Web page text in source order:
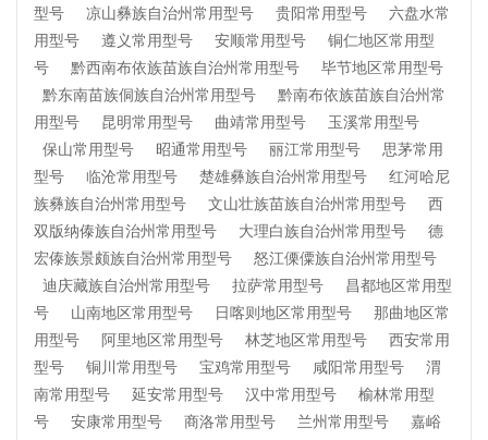
型号
凉山彝族自治州常用型号 贵阳常用型号
六盘水常
用型号
遵义常用型号 安顺常用型号
铜仁地区常用型
号
黔西南布依族苗族自治州常用型号
毕节地区常用型号
黔东南苗族侗族自治州常用型号
黔南布依族苗族自治州常
用型号
昆明常用型号 曲靖常用型号
玉溪常用型号
保山常用型号
昭通常用型号 丽江常用型号
思茅常用
型号
临沧常用型号 楚雄彝族自治州常用型号
红河哈尼
族彝族自治州常用型号
文山壮族苗族自治州常用型号
西
双版纳傣族自治州常用型号
大理白族自治州常用型号
德
宏傣族景颇族自治州常用型号
怒江傈僳族自治州常用型号
迪庆藏族自治州常用型号
拉萨常用型号
昌都地区常用型
号
山南地区常用型号 日喀则地区常用型号
那曲地区常
用型号
阿里地区常用型号 林芝地区常用型号
西安常用
型号
铜川常用型号 宝鸡常用型号 咸阳常用型号
渭
南常用型号
延安常用型号 汉中常用型号
榆林常用型
号
安康常用型号 商洛常用型号 兰州常用型号
嘉峪